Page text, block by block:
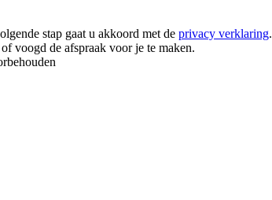
stap gaat u akkoord met de privacy verklaring.
voogd de afspraak voor je te maken.